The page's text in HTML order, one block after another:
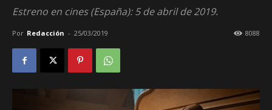
Estreno en cines (España): 5 de abril de 2019.
Por Redacción - 25/03/2019 8088